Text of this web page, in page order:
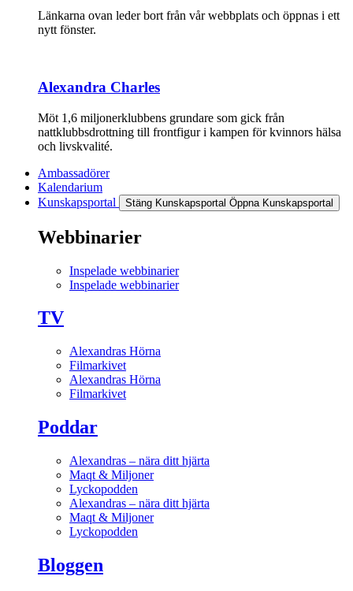
Länkarna ovan leder bort från vår webbplats och öppnas i ett
nytt fönster.
Alexandra Charles
Möt 1,6 miljonerklubbens grundare som gick från
nattklubbsdrottning till frontfigur i kampen för kvinnors hälsa
och livskvalité.
Ambassadörer
Kalendarium
Kunskapsportal
Stäng Kunskapsportal Öppna Kunskapsportal
Webbinarier
Inspelade webbinarier
Inspelade webbinarier
TV
Alexandras Hörna
Filmarkivet
Alexandras Hörna
Filmarkivet
Poddar
Alexandras – nära ditt hjärta
Maqt & Miljoner
Lyckopodden
Alexandras – nära ditt hjärta
Maqt & Miljoner
Lyckopodden
Bloggen